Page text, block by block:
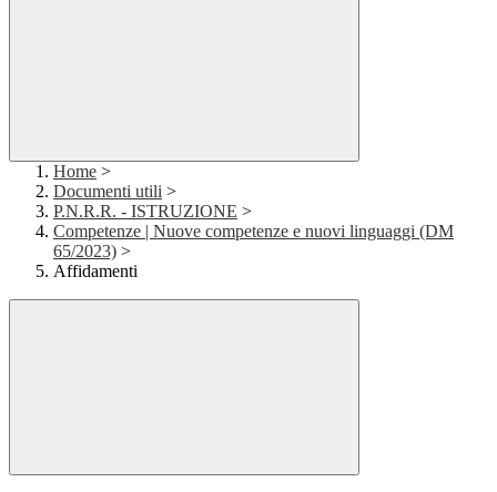
Home >
Documenti utili >
P.N.R.R. - ISTRUZIONE >
Competenze | Nuove competenze e nuovi linguaggi (DM
65/2023) >
Affidamenti